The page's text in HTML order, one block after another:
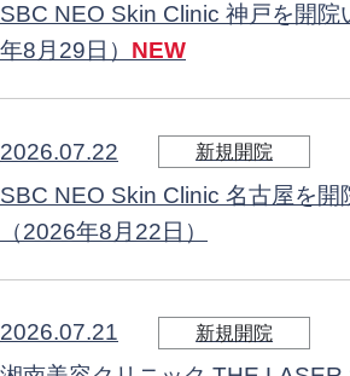
SBC NEO Skin Clinic 神戸を開院
年8月29日） NEW
2026.07.22 新規開院
SBC NEO Skin Clinic 名古屋を開
（2026年8月22日）
2026.07.21 新規開院